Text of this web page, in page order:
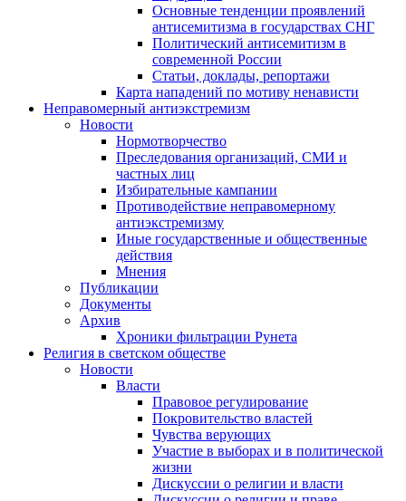
Основные тенденции проявлений
антисемитизма в государствах СНГ
Политический антисемитизм в
современной России
Статьи, доклады, репортажи
Карта нападений по мотиву ненависти
Неправомерный антиэкстремизм
Новости
Нормотворчество
Преследования организаций, СМИ и
частных лиц
Избирательные кампании
Противодействие неправомерному
антиэкстремизму
Иные государственные и общественные
действия
Мнения
Публикации
Документы
Архив
Хроники фильтрации Рунета
Религия в светском обществе
Новости
Власти
Правовое регулирование
Покровительство властей
Чувства верующих
Участие в выборах и в политической
жизни
Дискуссии о религии и власти